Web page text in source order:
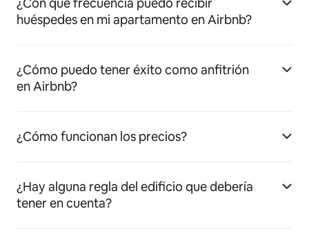
huéspedes en mi apartamento en Airbnb?
¿Cómo puedo tener éxito como anfitrión
en Airbnb?
¿Cómo funcionan los precios?
¿Hay alguna regla del edificio que debería
tener en cuenta?